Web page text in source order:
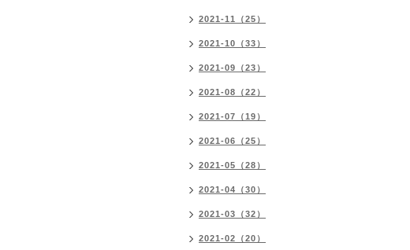
2021-11（25）
2021-10（33）
2021-09（23）
2021-08（22）
2021-07（19）
2021-06（25）
2021-05（28）
2021-04（30）
2021-03（32）
2021-02（20）